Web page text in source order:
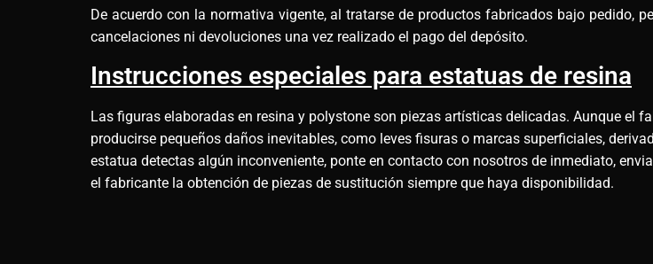
De acuerdo con la normativa vigente, al tratarse de productos fabricados bajo pedido,
cancelaciones ni devoluciones una vez realizado el pago del depósito.
Instrucciones especiales para estatuas de resina
Las figuras elaboradas en resina y polystone son piezas artísticas delicadas. Aunque el
producirse pequeños daños inevitables, como leves fisuras o marcas superficiales,
estatua detectas algún inconveniente, ponte en contacto con nosotros de inmediato,
el fabricante la obtención de piezas de sustitución siempre que haya disponibilidad.